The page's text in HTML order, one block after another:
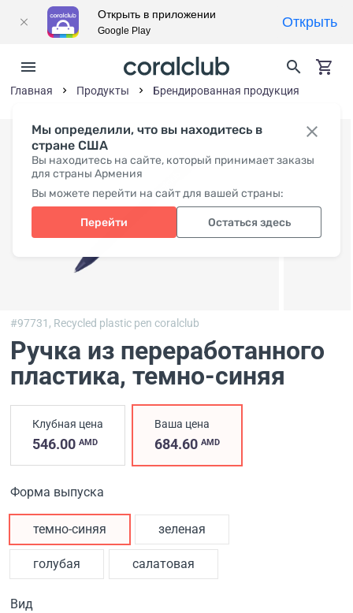
Мы определили, что вы находитесь в
стране США
Вы находитесь на сайте, который принимает заказы
для страны Армения
Вы можете перейти на сайт для вашей страны:
Перейти Остаться здесь
Главная Продукты Брендированная продукция
#97731, Recycled plastic pen coralclub
Ручка из переработанного
пластика, темно-синяя
Клубная цена
546.00 AMD
Ваша цена
684.60AMD
Форма выпуска
темно-синяя зеленая
голубая салатовая
Вид
Открыть в приложении
Google Play
Открыть